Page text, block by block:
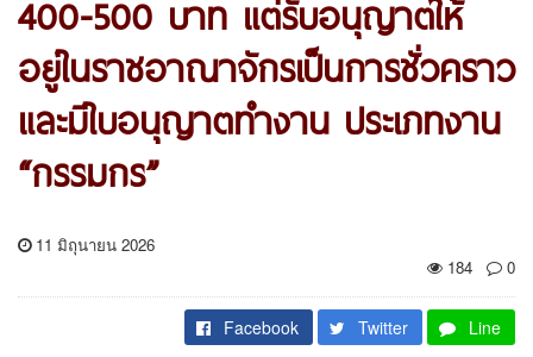
400-500 บาท แต่รับอนุญาตให้
อยู่ในราชอาณาจักรเป็นการชั่วคราว
และมีใบอนุญาตทำงาน ประเภทงาน
“กรรมกร”
11 มิถุนายน 2026
184
0
Facebook Twitter Line